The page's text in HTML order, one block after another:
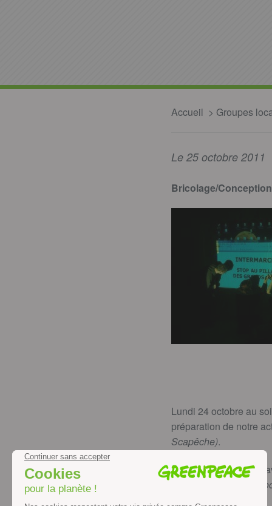
Accueil Groupes
Le 25 octobre 2011
Bricolage/
Lundi 24 octobre au
préparation de notre
Scapêche).
De 20h à minuit nous
(voir news du 29